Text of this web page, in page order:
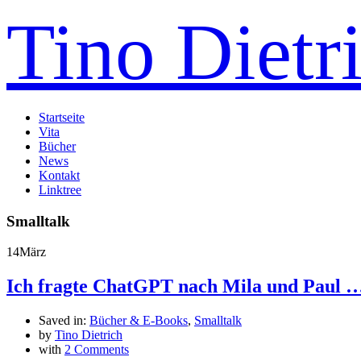
Tino
Startseite
Vita
Bücher
News
Kontakt
Linktree
Smalltalk
14März
Ich fragte ChatGPT nach Mila und Paul
Saved in: Bücher & E-Books, Smalltalk
by Tino Dietrich
with 2 Comments